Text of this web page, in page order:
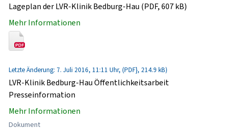
Lageplan der LVR-Klinik Bedburg-Hau (PDF, 607 kB)
Mehr Informationen
Letzte Änderung: 7. Juli 2016, 11:11 Uhr, (PDF}, 214.9 kB)
LVR-Klinik Bedburg-Hau Öffentlichkeitsarbeit
Presseinformation
Mehr Informationen
Dokument